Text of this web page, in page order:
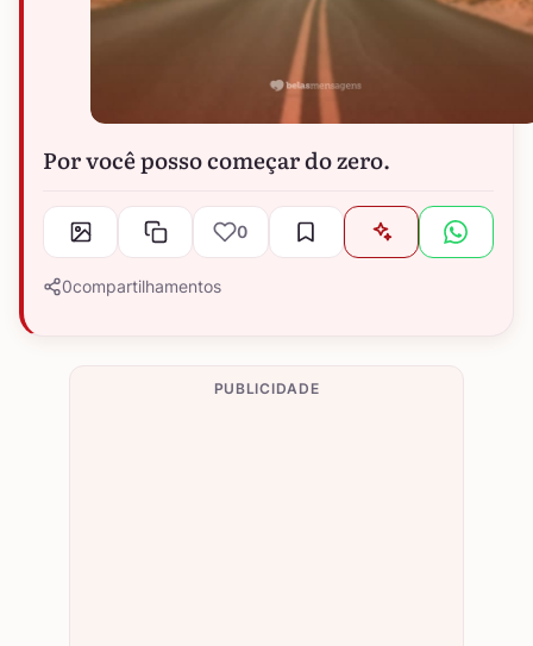
Por você posso começar do zero.
0
0compartilhamentos
PUBLICIDADE